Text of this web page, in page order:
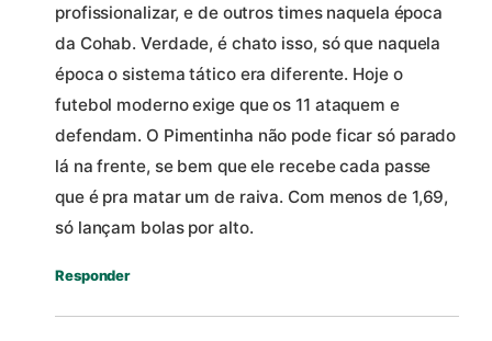
profissionalizar, e de outros times naquela época
da Cohab. Verdade, é chato isso, só que naquela
época o sistema tático era diferente. Hoje o
futebol moderno exige que os 11 ataquem e
defendam. O Pimentinha não pode ficar só parado
lá na frente, se bem que ele recebe cada passe
que é pra matar um de raiva. Com menos de 1,69,
só lançam bolas por alto.
Responder